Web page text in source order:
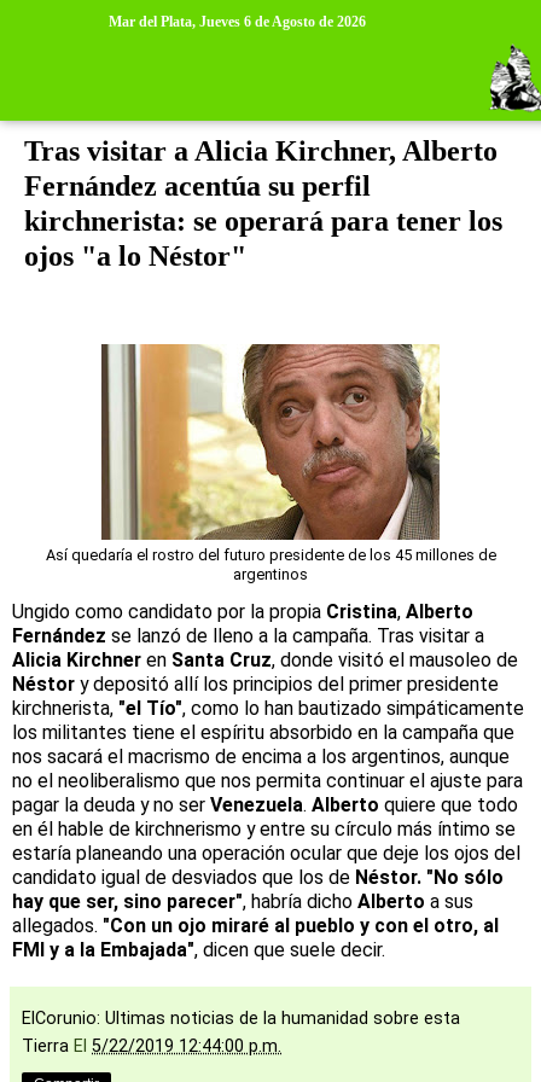
Mar del Plata, Jueves 6 de Agosto de 2026
Tras visitar a Alicia Kirchner, Alberto
Fernández acentúa su perfil
kirchnerista: se operará para tener los
ojos "a lo Néstor"
Así quedaría el rostro del futuro presidente de los 45 millones de
argentinos
Ungido como candidato por la propia Cristina, Alberto
Fernández se lanzó de lleno a la campaña. Tras visitar a
Alicia Kirchner en Santa Cruz, donde visitó el mausoleo de
Néstor y depositó allí los principios del primer presidente
kirchnerista, "el Tío", como lo han bautizado simpáticamente
los militantes tiene el espíritu absorbido en la campaña que
nos sacará el macrismo de encima a los argentinos, aunque
no el neoliberalismo que nos permita continuar el ajuste para
pagar la deuda y no ser Venezuela. Alberto quiere que todo
en él hable de kirchnerismo y entre su círculo más íntimo se
estaría planeando una operación ocular que deje los ojos del
candidato igual de desviados que los de Néstor. "No sólo
hay que ser, sino parecer", habría dicho Alberto a sus
allegados. "Con un ojo miraré al pueblo y con el otro, al
FMI y a la Embajada", dicen que suele decir.
ElCorunio: Ultimas noticias de la humanidad sobre esta
Tierra El 5/22/2019 12:44:00 p.m.